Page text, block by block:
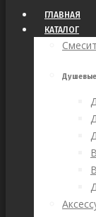
ГЛАВНАЯ
КАТАЛОГ